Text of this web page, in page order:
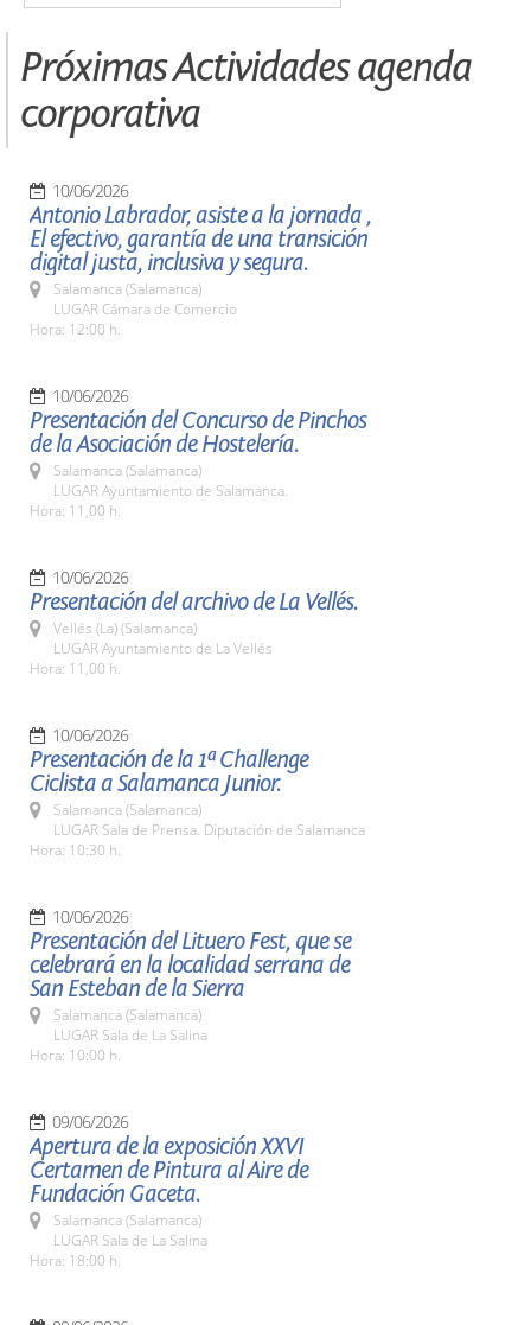
Próximas Actividades agenda
corporativa
10/06/2026
Antonio Labrador, asiste a la jornada ,
El efectivo, garantía de una transición
digital justa, inclusiva y segura.
Salamanca (Salamanca)
LUGAR Cámara de Comercio
Hora: 12:00 h.
10/06/2026
Presentación del Concurso de Pinchos
de la Asociación de Hostelería.
Salamanca (Salamanca)
LUGAR Ayuntamiento de Salamanca.
Hora: 11,00 h.
10/06/2026
Presentación del archivo de La Vellés.
Vellés (La) (Salamanca)
LUGAR Ayuntamiento de La Vellés
Hora: 11,00 h.
10/06/2026
Presentación de la 1ª Challenge
Ciclista a Salamanca Junior.
Salamanca (Salamanca)
LUGAR Sala de Prensa. Diputación de Salamanca
Hora: 10:30 h.
10/06/2026
Presentación del Lituero Fest, que se
celebrará en la localidad serrana de
San Esteban de la Sierra
Salamanca (Salamanca)
LUGAR Sala de La Salina
Hora: 10:00 h.
09/06/2026
Apertura de la exposición XXVI
Certamen de Pintura al Aire de
Fundación Gaceta.
Salamanca (Salamanca)
LUGAR Sala de La Salina
Hora: 18:00 h.